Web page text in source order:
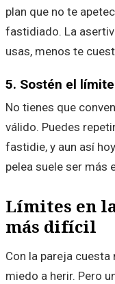
plan que no te
fastidiado. La
usas, menos te
5. Sostén el
No tienes que
válido. Puedes
fastidie, y aun así
pelea suele ser más
Límites en
más difícil
Con la pareja
miedo a herir. Pero